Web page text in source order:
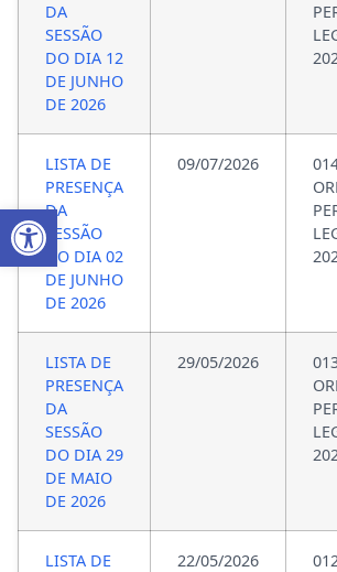
DA
SESSÃO
DO DIA 12
DE JUNHO
DE 2026
LISTA DE
PRESENÇA
DA
SESSÃO
DO DIA 02
DE JUNHO
DE 2026
09/07/2026
LISTA DE
PRESENÇA
DA
SESSÃO
DO DIA 29
DE MAIO
DE 2026
29/05/2026
LISTA DE
22/05/2026
Abrir a barra de